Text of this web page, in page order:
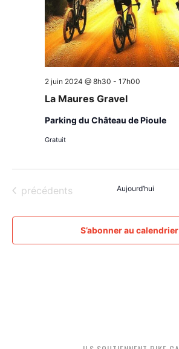
La Maures Gravel
2 juin 2024 @ 8h30 - 17h00
Parking du Château de Pioule
Gratuit
Évènements
précédents Aujourd’hui
S’abonner au calendrier